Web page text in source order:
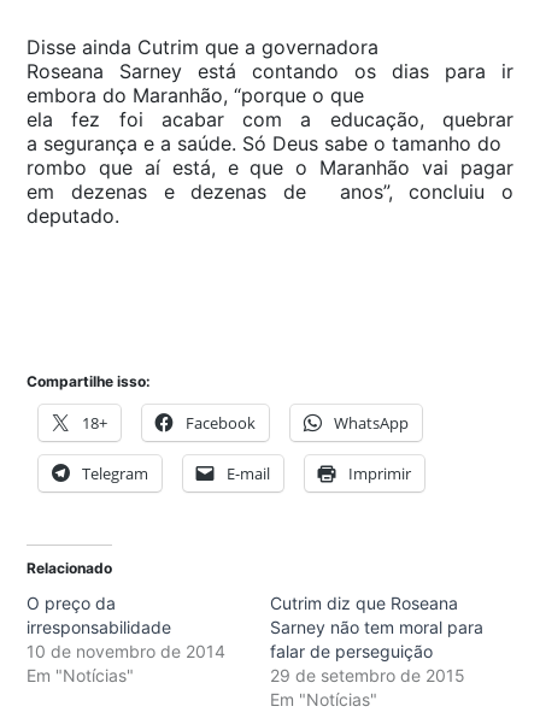
Disse ainda Cutrim que a governadora
Roseana Sarney está contando os dias para ir
embora do Maranhão, “porque o que
ela fez foi acabar com a educação, quebrar
a segurança e a saúde. Só Deus sabe o tamanho do
rombo que aí está, e que o Maranhão vai pagar
em dezenas e dezenas de anos”, concluiu o
deputado.
Compartilhe isso:
18+ Facebook WhatsApp
Telegram E-mail Imprimir
Relacionado
O preço da
irresponsabilidade
10 de novembro de 2014
Em "Notícias"
Cutrim diz que Roseana
Sarney não tem moral para
falar de perseguição
29 de setembro de 2015
Em "Notícias"